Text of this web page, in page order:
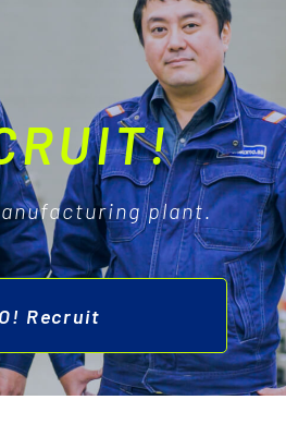
plant.
Recruit